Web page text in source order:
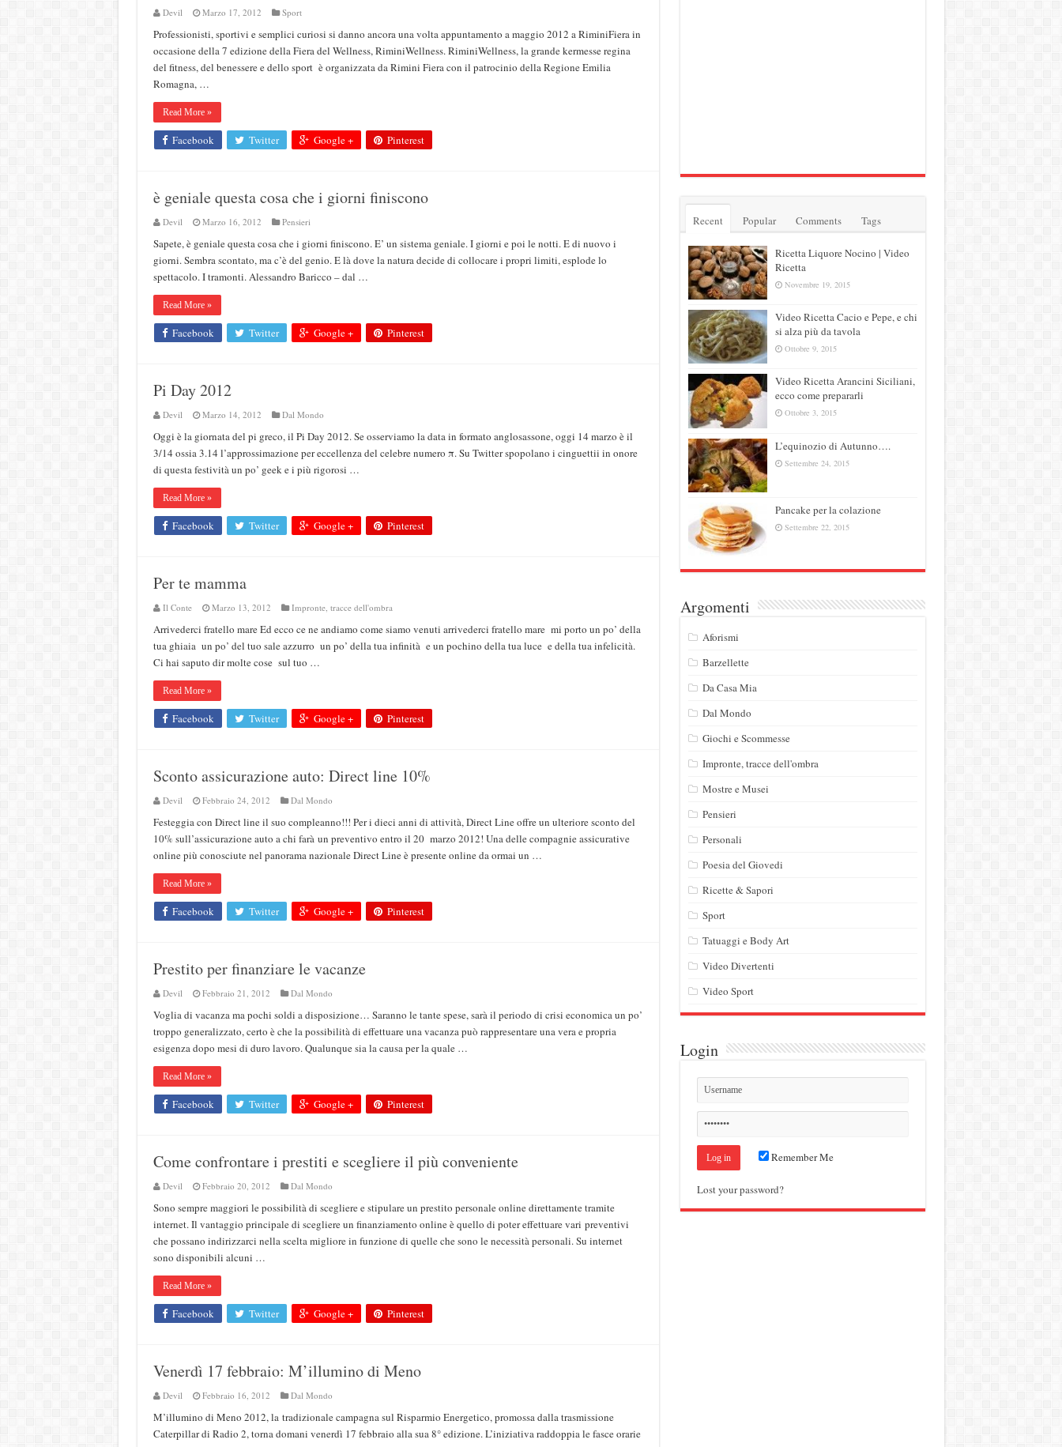
Devil Marzo 17, 2012 Sport
Professionisti, sportivi e semplici curiosi si danno ancora una volta appuntamento a maggio 2012 a RiminiFiera in
occasione della 7 edizione della Fiera del Wellness, RiminiWellness. RiminiWellness, la grande kermesse regina
del fitness, del benessere e dello sport è organizzata da Rimini Fiera con il patrocinio della Regione Emilia
Romagna, …
Read More »
Facebook Twitter Google + Pinterest
è geniale questa cosa che i giorni finiscono
Devil Marzo 16, 2012 Pensieri
Sapete, è geniale questa cosa che i giorni finiscono. E’ un sistema geniale. I giorni e poi le notti. E di nuovo i
giorni. Sembra scontato, ma c’è del genio. E là dove la natura decide di collocare i propri limiti, esplode lo
spettacolo. I tramonti. Alessandro Baricco – dal …
Read More »
Facebook Twitter Google + Pinterest
Pi Day 2012
Devil Marzo 14, 2012 Dal Mondo
Oggi è la giornata del pi greco, il Pi Day 2012. Se osserviamo la data in formato anglosassone, oggi 14 marzo è il
3/14 ossia 3.14 l’approssimazione per eccellenza del celebre numero π. Su Twitter spopolano i cinguettii in onore
di questa festività un po’ geek e i più rigorosi …
Read More »
Facebook Twitter Google + Pinterest
Per te mamma
Il Conte Marzo 13, 2012 Impronte, tracce dell'ombra
Arrivederci fratello mare Ed ecco ce ne andiamo come siamo venuti arrivederci fratello mare mi porto un po’ della
tua ghiaia un po’ del tuo sale azzurro un po’ della tua infinità e un pochino della tua luce e della tua infelicità.
Ci hai saputo dir molte cose sul tuo …
Read More »
Facebook Twitter Google + Pinterest
Sconto assicurazione auto: Direct line 10%
Devil Febbraio 24, 2012 Dal Mondo
Festeggia con Direct line il suo compleanno!!! Per i dieci anni di attività, Direct Line offre un ulteriore sconto del
10% sull’assicurazione auto a chi farà un preventivo entro il 20 marzo 2012! Una delle compagnie assicurative
online più conosciute nel panorama nazionale Direct Line è presente online da ormai un …
Read More »
Facebook Twitter Google + Pinterest
Prestito per finanziare le vacanze
Devil Febbraio 21, 2012 Dal Mondo
Voglia di vacanza ma pochi soldi a disposizione… Saranno le tante spese, sarà il periodo di crisi economica un po’
troppo generalizzato, certo è che la possibilità di effettuare una vacanza può rappresentare una vera e propria
esigenza dopo mesi di duro lavoro. Qualunque sia la causa per la quale …
Read More »
Facebook Twitter Google + Pinterest
Come confrontare i prestiti e scegliere il più conveniente
Devil Febbraio 20, 2012 Dal Mondo
Sono sempre maggiori le possibilità di scegliere e stipulare un prestito personale online direttamente tramite
internet. Il vantaggio principale di scegliere un finanziamento online è quello di poter effettuare vari preventivi
che possano indirizzarci nella scelta migliore in funzione di quelle che sono le necessità personali. Su internet
sono disponibili alcuni …
Read More »
Facebook Twitter Google + Pinterest
Venerdì 17 febbraio: M’illumino di Meno
Devil Febbraio 16, 2012 Dal Mondo
M’illumino di Meno 2012, la tradizionale campagna sul Risparmio Energetico, promossa dalla trasmissione
Caterpillar di Radio 2, torna domani venerdì 17 febbraio alla sua 8° edizione. L’iniziativa raddoppia le fasce orarie
Recent Popular Comments Tags
Ricetta Liquore Nocino | Video
Ricetta
Novembre 19, 2015
Video Ricetta Cacio e Pepe, e chi
si alza più da tavola
Ottobre 9, 2015
Video Ricetta Arancini Siciliani,
ecco come prepararli
Ottobre 3, 2015
L’equinozio di Autunno….
Settembre 24, 2015
Pancake per la colazione
Settembre 22, 2015
Argomenti
Aforismi
Barzellette
Da Casa Mia
Dal Mondo
Giochi e Scommesse
Impronte, tracce dell'ombra
Mostre e Musei
Pensieri
Personali
Poesia del Giovedi
Ricette & Sapori
Sport
Tatuaggi e Body Art
Video Divertenti
Video Sport
Login
Remember Me
Lost your password?